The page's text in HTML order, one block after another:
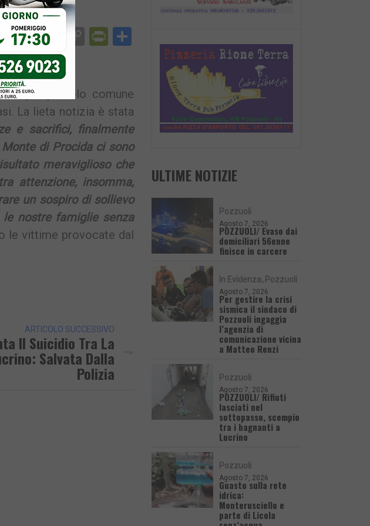
Telegram
X EmailCopyPrintFriendly
più piccolo comune
La lieta notizia è stata
e sacrifici, finalmente
di Procida ci sono
meraviglioso che
attenzione, insomma,
un sospiro di sollievo
nostre famiglie senza
le vittime provocate dal
ARTICOLO SUCCESSIVO
Il Suicidio Tra La
Salvata Dalla
Polizia
ULTIME NOTIZIE
Pozzuoli
Agosto 7, 2026
POZZUOLI/ Evaso dai
domiciliari 56enne
finisce in carcere
In Evidenza Pozzuoli
Agosto 7, 2026
Per gestire la crisi
sismica il sindaco di
Pozzuoli ingaggia
l’agenzia di
comunicazione vicina
a Matteo Renzi
Pozzuoli
Agosto 7, 2026
POZZUOLI/ Rifiuti
lasciati nel
sottopasso, scempio
tra i bagnanti a
Lucrino
Pozzuoli
Agosto 7, 2026
Guasto sulla rete
idrica:
Monterusciello e
parte di Licola